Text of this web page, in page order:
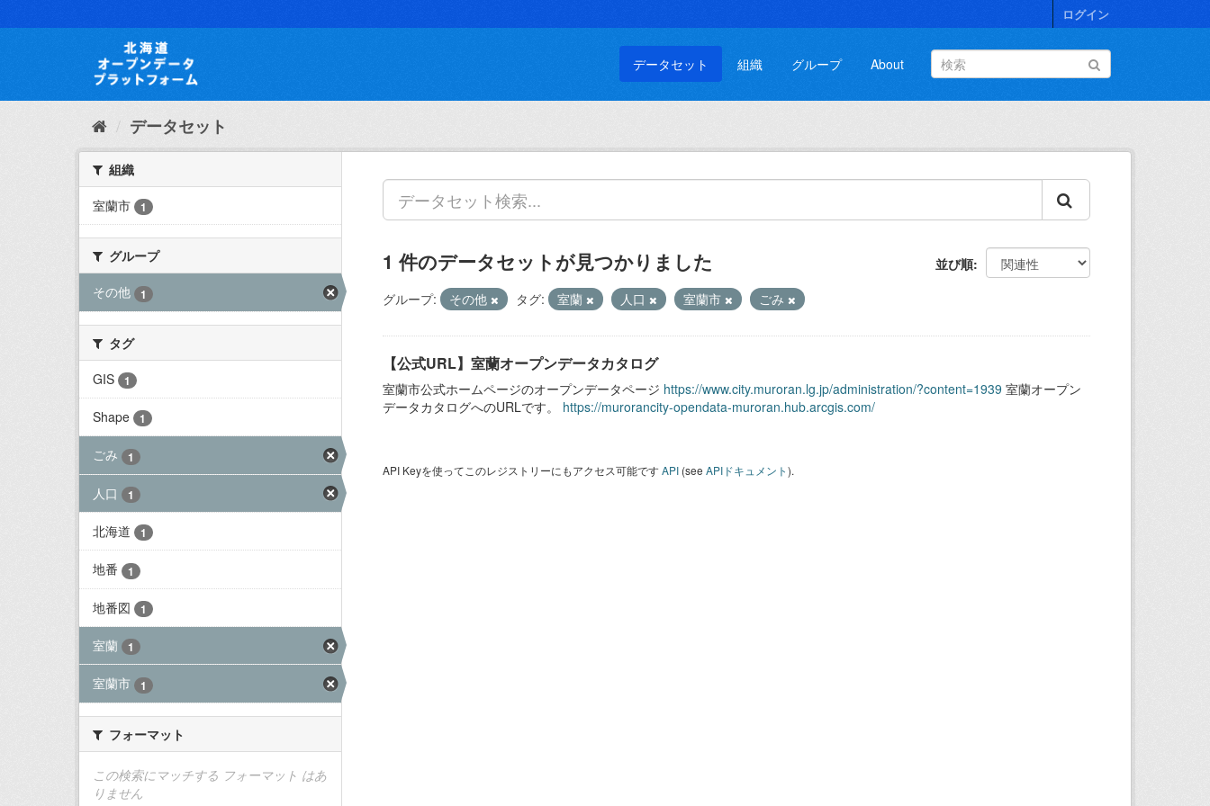
キ
て
ログイン
データセット 組織 グループ About
データセット
組織
室蘭市
1
グループ
その他
1
タグ
GIS
1
Shape 1
ごみ 1
人口 1
北海道 1
地番 1
地番図 1
室蘭 1
室蘭市 1
フォーマット
この検索にマッチする フォーマット はあ
りません
並び順
1 件のデータセットが見つかりました
グループ: その他 タグ: 室蘭 人口 室蘭市 ごみ
【公式URL】室蘭オープンデータカタログ
室蘭市公式ホームページのオープンデータページ https://www.city.muroran.lg.jp/administration/?content=1939 室蘭オープン
データカタログへのURLです。 https://murorancity-opendata-muroran.hub.arcgis.com/
API Keyを使ってこのレジストリーにもアクセス可能ですAPI (see APIドキュメント).